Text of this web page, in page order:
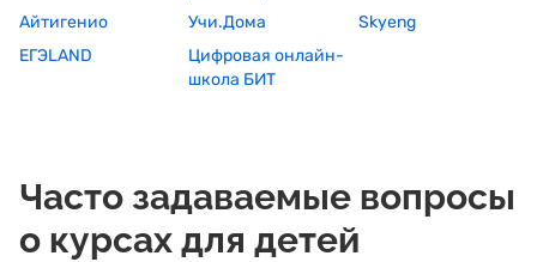
Айтигенио Учи.Дома
Skyeng
ЕГЭLAND
Цифровая онлайн-
школа БИТ
Часто задаваемые вопросы
о курсах для детей